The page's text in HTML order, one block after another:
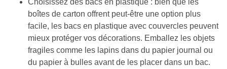
boîtes de carton offrent peut-être une option plus
facile, les bacs en plastique avec couvercles peuvent
mieux protéger vos décorations. Emballez les objets
fragiles comme les lapins dans du papier journal ou
du papier à bulles avant de les placer dans un bac.